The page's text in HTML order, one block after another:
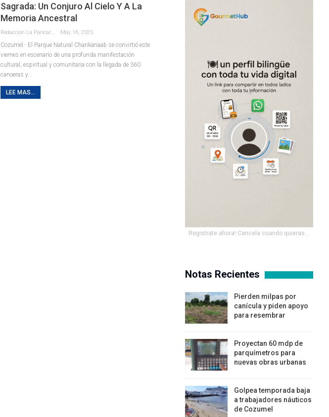
Sagrada: Un Conjuro Al Cielo Y A La
Memoria Ancestral
May 16, 2025
Cozumel.- El Parque Natural Chankanaab se convirtió este
viernes en escenario de una profunda manifestación
cultural, espiritual y comunitaria con la llegada de 360
canoeras y…
LEE MAS...
Registrate ahora! Cancela cuando quieras...
Notas Recientes
Pierden milpas por
canícula y piden apoyo
para resembrar
Proyectan 60 mdp de
parquímetros para
nuevas obras urbanas
Golpea temporada baja
a trabajadores náuticos
de Cozumel